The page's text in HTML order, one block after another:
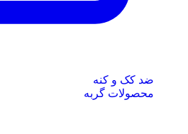
ضد کک و کنه
محصولات گربه